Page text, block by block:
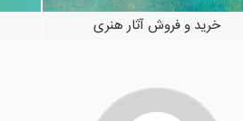
خرید و فروش آثار هنری